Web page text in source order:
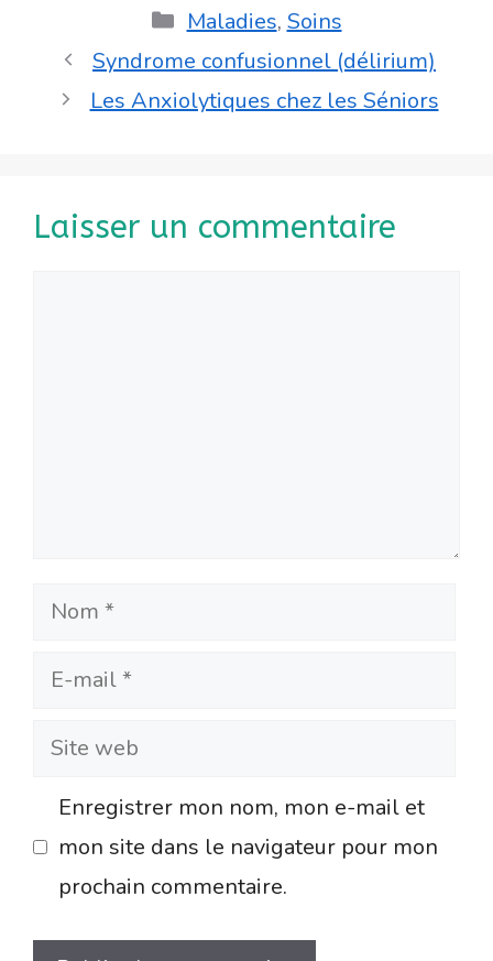
Catégories
Maladies, Soins
Syndrome confusionnel (délirium)
Les Anxiolytiques chez les Séniors
Laisser un commentaire
Nom
E-
Site
Enregistrer mon nom, mon e-mail et
mon site dans le navigateur pour mon
prochain commentaire.